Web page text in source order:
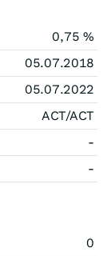
0,75 %
05.07.2018
05.07.2022
ACT/ACT
-
-
0